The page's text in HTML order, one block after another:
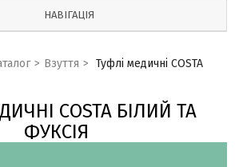
НАВІГАЦІЯ
> Взуття > Туфлі медичні COSTA
COSTA БІЛИЙ ТА
ФУКСІЯ